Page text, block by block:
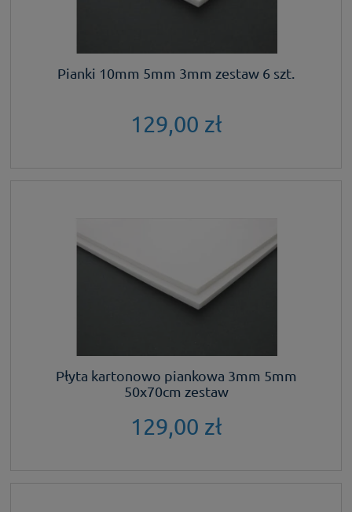
Pianki 10mm 5mm 3mm zestaw 6 szt.
129,00 zł
Płyta kartonowo piankowa 3mm 5mm
50x70cm zestaw
129,00 zł